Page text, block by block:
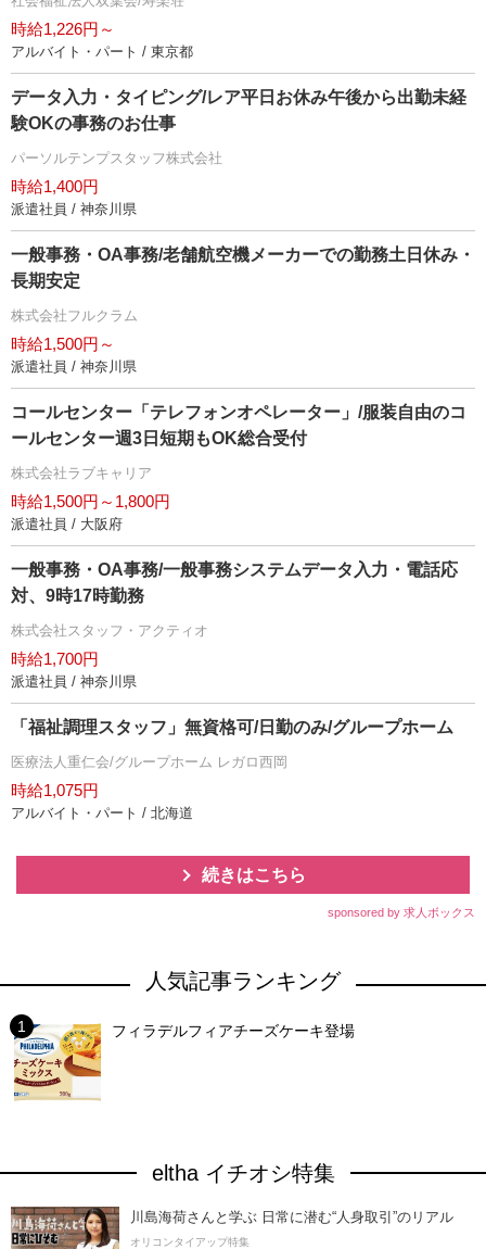
時給1,226円～
アルバイト・パート / 東京都
データ入力・タイピング/レア平日お休み午後から出勤未経
験OKの事務のお仕事
パーソルテンプスタッフ株式会社
時給1,400円
派遣社員 / 神奈川県
一般事務・OA事務/老舗航空機メーカーでの勤務土日休み・
長期安定
株式会社フルクラム
時給1,500円～
派遣社員 / 神奈川県
コールセンター「テレフォンオペレーター」/服装自由のコ
ールセンター週3日短期もOK総合受付
株式会社ラブキャリア
時給1,500円～1,800円
派遣社員 / 大阪府
一般事務・OA事務/一般事務システムデータ入力・電話応
対、9時17時勤務
株式会社スタッフ・アクティオ
時給1,700円
派遣社員 / 神奈川県
「福祉調理スタッフ」無資格可/日勤のみ/グループホーム
医療法人重仁会/グループホーム レガロ西岡
時給1,075円
アルバイト・パート / 北海道
続きはこちら
sponsored by 求人ボックス
人気記事ランキング
フィラデルフィアチーズケーキ登場
eltha イチオシ特集
川島海荷さんと学ぶ 日常に潜む“人身取引”のリアル
オリコンタイアップ特集